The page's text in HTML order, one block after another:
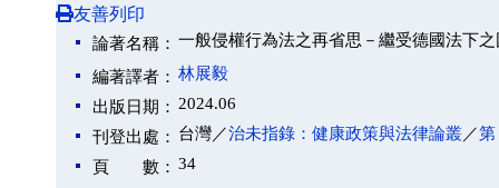
友善列印
論著名稱： 一般侵權行為法之再省思－繼受德國法下之
編著譯者： 林展毅
出版日期： 2024.06
刊登出處： 台灣／治未指錄：健康政策與法律論叢／第
頁 數： 34